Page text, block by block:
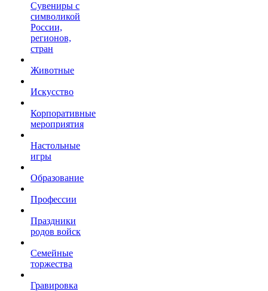
Сувениры с
символикой
России,
регионов,
стран
Животные
Искусство
Корпоративные
мероприятия
Настольные
игры
Образование
Профессии
Праздники
родов войск
Семейные
торжества
Гравировка